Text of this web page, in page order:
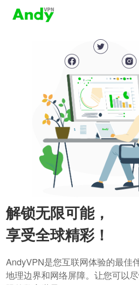
解锁无限可能，
享受全球精彩！
AndyVPN是您互联网体验的最佳
地理边界和网络屏障。让您可以